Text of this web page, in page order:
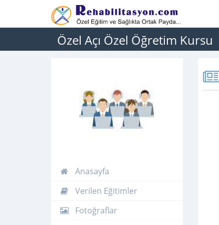
Özel Açı Özel Öğretim Kursu
Anasayfa
Verilen Eğitimler
Fotoğraflar